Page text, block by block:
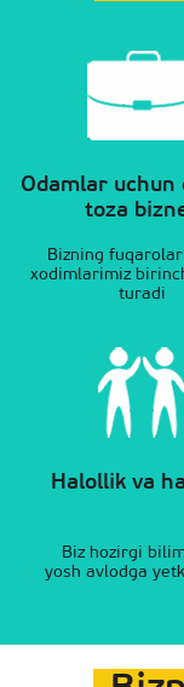
Odamlar uchun
toza
Bizning
xodimlarimiz
turadi
Halollik va
Biz hozirgi
yosh avlodga